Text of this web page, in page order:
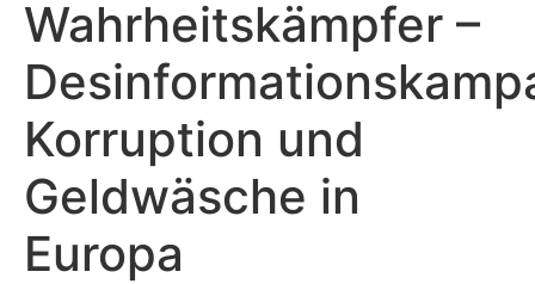
Wahrheitskämpfer –
Korruption und
Geldwäsche in
Europa